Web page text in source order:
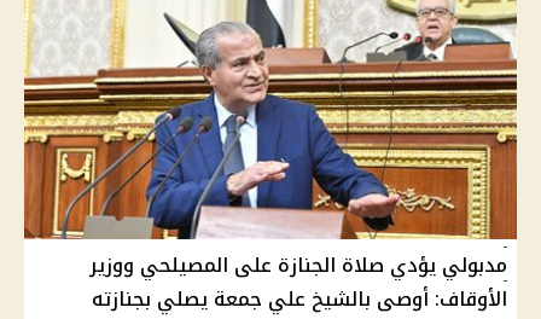
مدبولي يؤدي صلاة الجنازة على المصيلحي ووزير
الأوقاف: أوصى بالشيخ علي جمعة يصلي بجنازته